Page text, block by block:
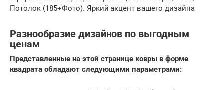
Потолок (185+Фото). Яркий акцент вашего дизайна
Разнообразие дизайнов по выгодным
ценам
Представленные на этой странице ковры в форме
квадрата обладают следующими параметрами: